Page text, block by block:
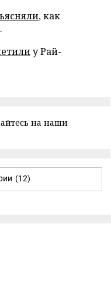
, как
у Рай-
на наши
(12)